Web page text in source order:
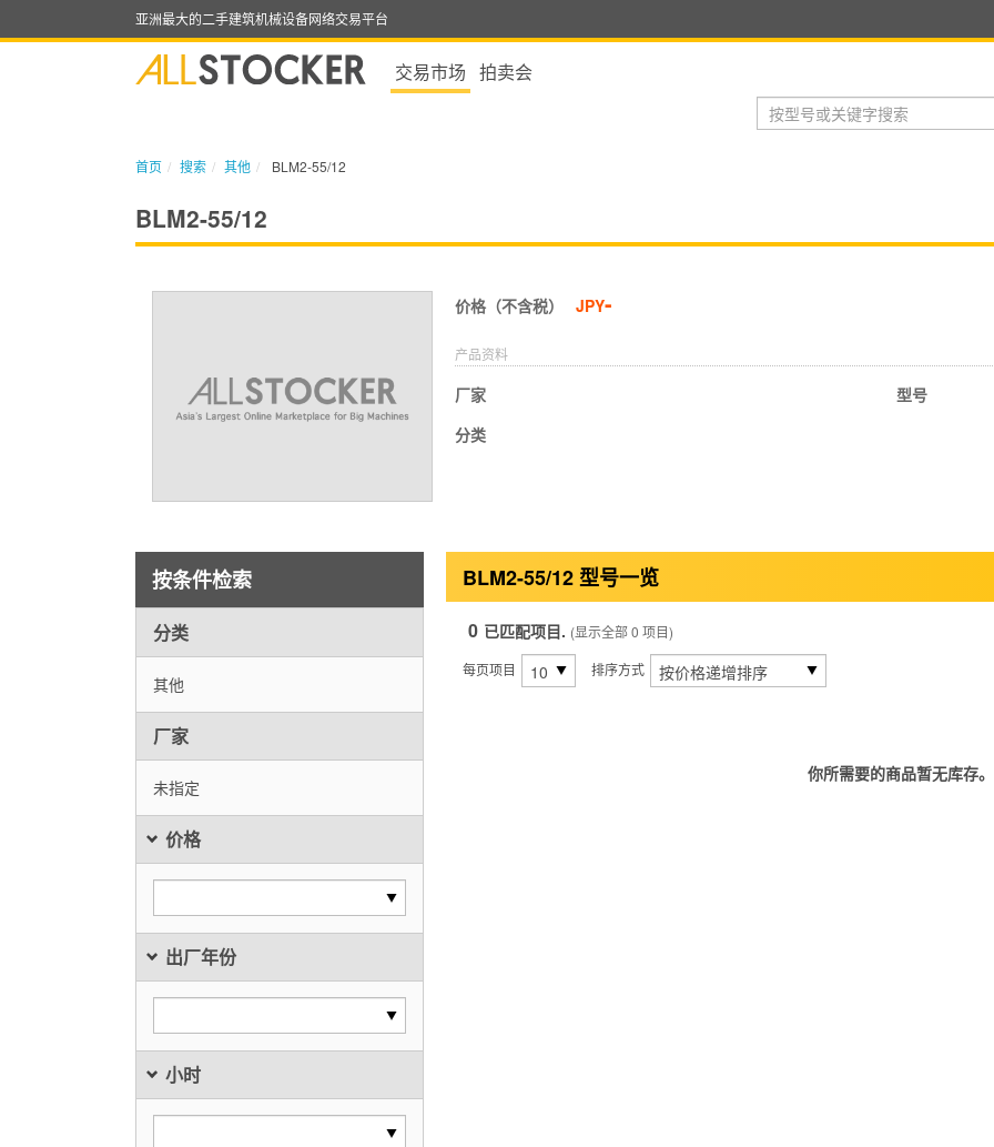
亚洲最大的二手建筑机械设备网络交易平台
交易市场 拍卖会
首页 搜索 其他 BLM2-55/12
BLM2-55/12
价格（不含税） JPY-
产品资料
厂家
分类
型号
按条件检索
分类
其他
厂家
未指定
价格
出厂年份
小时
BLM2-55/12 型号一览
0 已匹配项目. (显示全部 0 项目)
每页项目
排序方式
你所需要的商品暂无库存。